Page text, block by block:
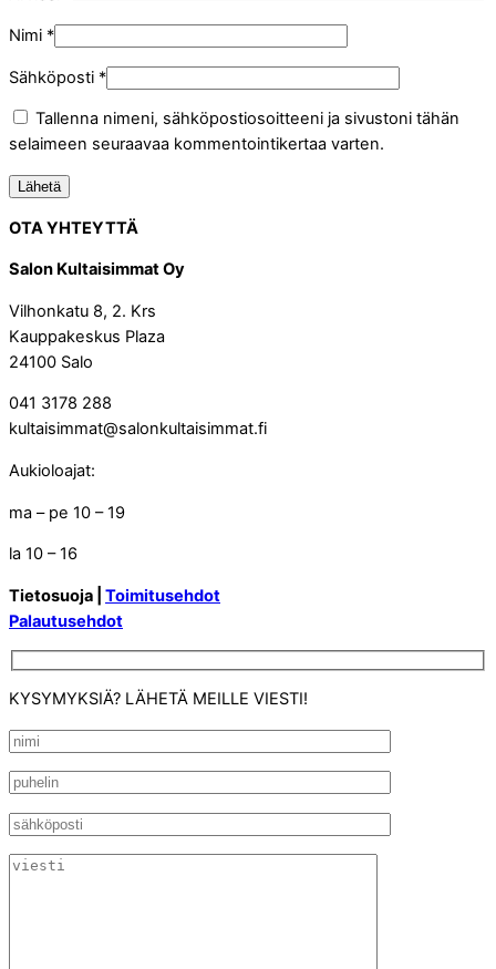
Nimi *
Sähköposti *
Tallenna nimeni, sähköpostiosoitteeni ja sivustoni tähän
selaimeen seuraavaa kommentointikertaa varten.
OTA YHTEYTTÄ
Salon Kultaisimmat Oy
Vilhonkatu 8, 2. Krs
Kauppakeskus Plaza
24100 Salo
041 3178 288
kultaisimmat@salonkultaisimmat.fi
Aukioloajat:
ma – pe 10 – 19
la 10 – 16
Tietosuoja | Toimitusehdot
Palautusehdot
KYSYMYKSIÄ? LÄHETÄ MEILLE VIESTI!